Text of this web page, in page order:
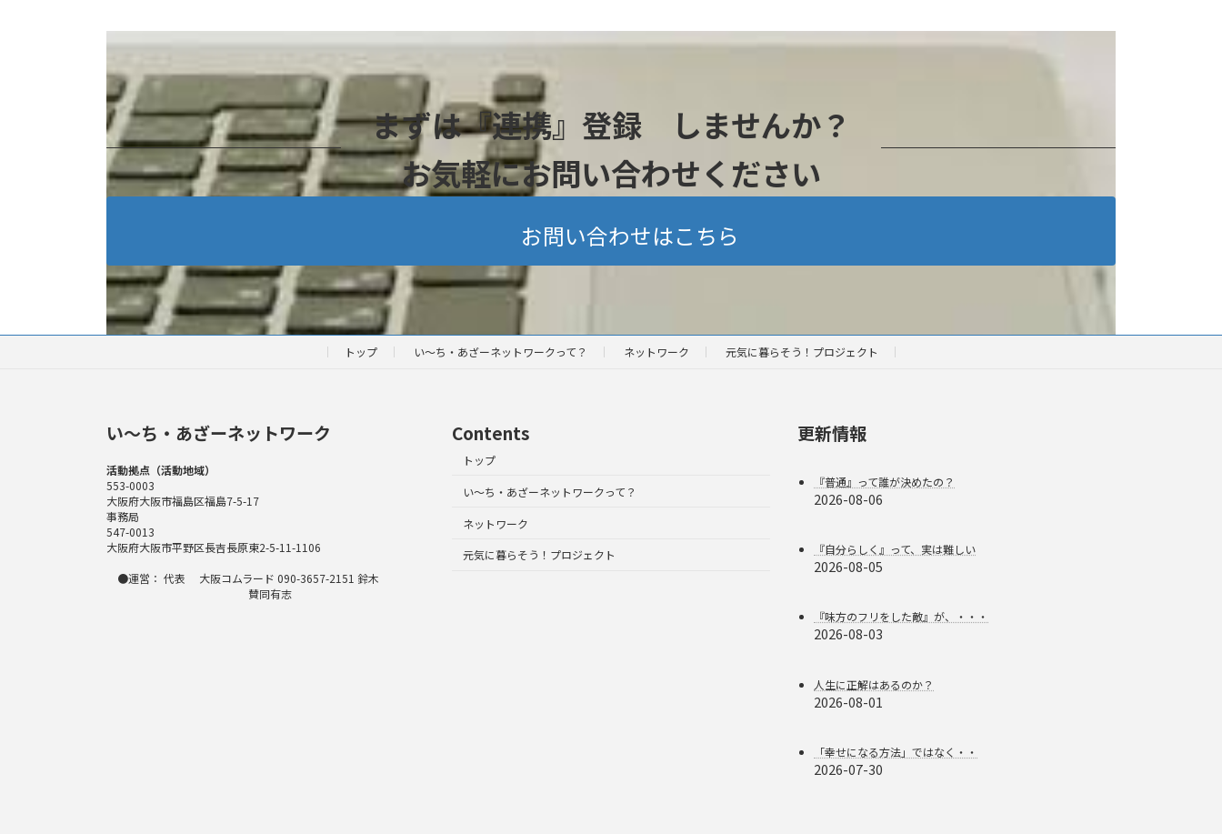
まずは『連携』登録 しませんか？
お気軽にお問い合わせください
お問い合わせはこちら
トップ い～ち・あざーネットワークって？ ネットワーク 元気に暮らそう！プロジェクト
い〜ち・あざーネットワーク
活動拠点（活動地域）
553-0003
大阪府大阪市福島区福島7-5-17
事務局
547-0013
大阪府大阪市平野区長吉長原東2-5-11-1106
●運営： 代表 大阪コムラード 090-3657-2151 鈴木
賛同有志
Contents
トップ
い～ち・あざーネットワークって？
ネットワーク
元気に暮らそう！プロジェクト
更新情報
『普通』って誰が決めたの？
2026-08-06
『自分らしく』って、実は難しい
2026-08-05
『味方のフリをした敵』が、・・・
2026-08-03
人生に正解はあるのか？
2026-08-01
「幸せになる方法」ではなく・・
2026-07-30